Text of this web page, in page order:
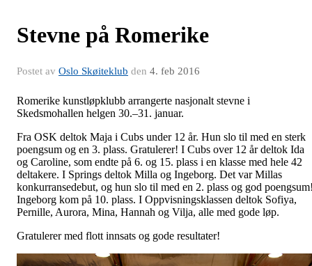
Stevne på Romerike
Postet av Oslo Skøiteklub den 4. feb 2016
Romerike kunstløpklubb arrangerte nasjonalt stevne i
Skedsmohallen helgen 30.–31. januar.
Fra OSK deltok Maja i Cubs under 12 år. Hun slo til med en sterk
poengsum og en 3. plass. Gratulerer! I Cubs over 12 år deltok Ida
og Caroline, som endte på 6. og 15. plass i en klasse med hele 42
deltakere. I Springs deltok Milla og Ingeborg. Det var Millas
konkurransedebut, og hun slo til med en 2. plass og god
Ingeborg kom på 10. plass. I Oppvisningsklassen deltok Sofiya,
Pernille, Aurora, Mina, Hannah og Vilja, alle med gode løp.
Gratulerer med flott innsats og gode resultater!